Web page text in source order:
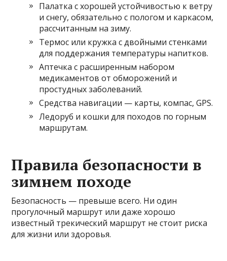
Палатка с хорошей устойчивостью к ветру
и снегу, обязательно с пологом и каркасом,
рассчитанным на зиму.
Термос или кружка с двойными стенками
для поддержания температуры напитков.
Аптечка с расширенным набором
медикаментов от обморожений и
простудных заболеваний.
Средства навигации — карты, компас, GPS.
Ледоруб и кошки для походов по горным
маршрутам.
Правила безопасности в
зимнем походе
Безопасность — превыше всего. Ни один
прогулочный маршрут или даже хорошо
известный трекический маршрут не стоит риска
для жизни или здоровья.